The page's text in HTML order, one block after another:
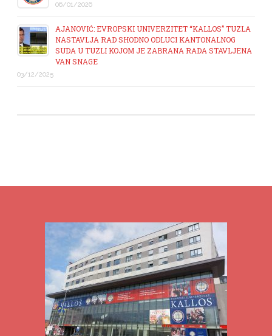
06/01/2026
AJANOVIĆ: EVROPSKI UNIVERZITET “KALLOS” TUZLA
NASTAVLJA RAD SHODNO ODLUCI KANTONALNOG
SUDA U TUZLI KOJOM JE ZABRANA RADA STAVLJENA
VAN SNAGE
03/12/2025